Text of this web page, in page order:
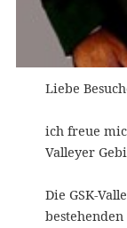
Liebe
ich freue
Valleyer
Die GSK-